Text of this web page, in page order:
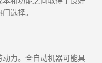
选择。
力。全自动机器可能具